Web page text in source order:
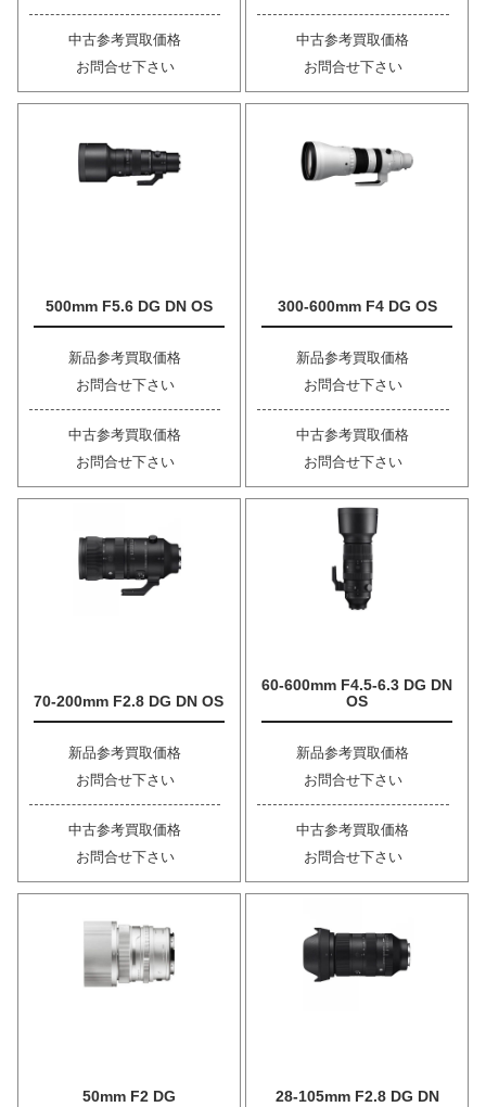
中古参考買取価格
お問合せ下さい
中古参考買取価格
お問合せ下さい
500mm F5.6 DG DN OS
新品参考買取価格
お問合せ下さい
中古参考買取価格
お問合せ下さい
300-600mm F4 DG OS
新品参考買取価格
お問合せ下さい
中古参考買取価格
お問合せ下さい
70-200mm F2.8 DG DN OS
新品参考買取価格
お問合せ下さい
中古参考買取価格
お問合せ下さい
60-600mm F4.5-6.3 DG DN
OS
新品参考買取価格
お問合せ下さい
中古参考買取価格
お問合せ下さい
50mm F2 DG 28-105mm F2.8 DG DN